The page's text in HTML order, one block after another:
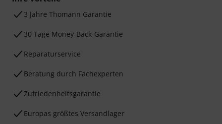
3 Jahre Thomann Garantie
30 Tage Money-Back-Garantie
Reparaturservice
Beratung durch Fachexperten
Zufriedenheitsgarantie
Europas größtes Versandlager